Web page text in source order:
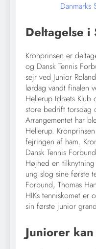
Danmarks
Deltagelse
Kronprinsen er
og Dansk Tennis
sejr ved Junior
lørdag vandt finalen
Hellerup Idræts Klub
store bedrift torsdag
Arrangementet har
Hellerup.
fejringen af ham.
Dansk Tennis
Højhed en
ung slog sine første
Forbund, Thomas
HIKs tenniskomet er
sin første junior
Juniorer